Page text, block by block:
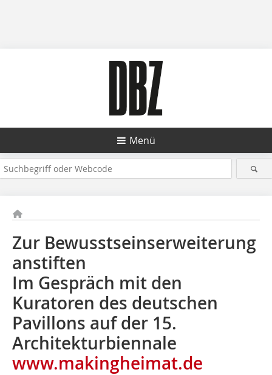
Menü
Zur Bewusstseinserweiterung
anstiften
Im Gespräch mit den
Kuratoren des deutschen
Pavillons auf der 15.
Architekturbiennale
www.makingheimat.de